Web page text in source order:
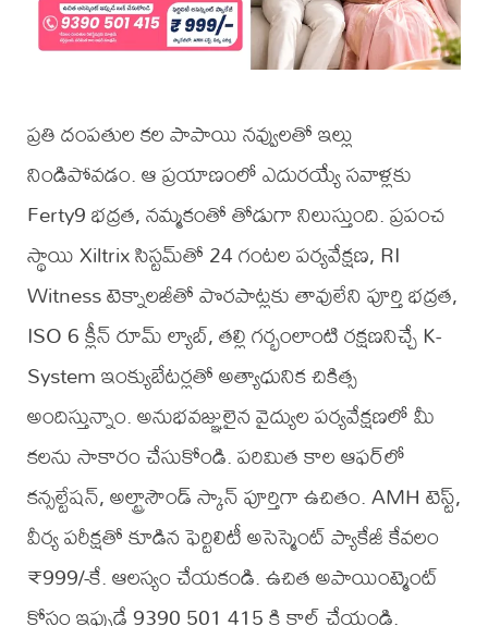
ప్రతి దంపతుల కల పాపాయి నవ్వులతో ఇల్లు
నిండిపోవడం. ఆ ప్రయాణంలో ఎదురయ్యే సవాళ్లకు
Ferty9 భద్రత, నమ్మకంతో తోడుగా నిలుస్తుంది. ప్రపంచ
స్థాయి Xiltrix సిస్టమ్‌తో 24 గంటల పర్యవేక్షణ, RI
Witness టెక్నాలజీతో పొరపాట్లకు తావులేని పూర్తి భద్రత,
ISO 6 క్లీన్ రూమ్ ల్యాబ్, తల్లి గర్భంలాంటి రక్షణనిచ్చే K-
System ఇంక్యుబేటర్లతో అత్యాధునిక చికిత్స
అందిస్తున్నాం. అనుభవజ్ఞులైన వైద్యుల పర్యవేక్షణలో మీ
కలను సాకారం చేసుకోండి. పరిమిత కాల ఆఫర్‌లో
కన్సల్టేషన్, అల్ట్రాసౌండ్ స్కాన్ పూర్తిగా ఉచితం. AMH టెస్ట్,
వీర్య పరీక్షతో కూడిన ఫెర్టిలిటీ అసెస్మెంట్ ప్యాకేజీ కేవలం
₹999/-కే. ఆలస్యం చేయకండి. ఉచిత అపాయింట్మెంట్
కోసం ఇప్పుడే 9390 501 415 కి కాల్ చేయండి.